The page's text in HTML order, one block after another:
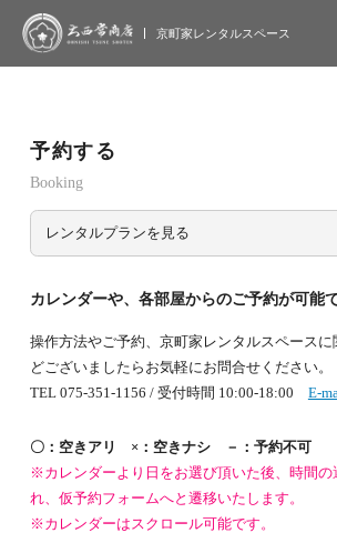
大西常商店
京町家レンタルスペース
予約する
Booking
レンタルプランを見る
カレンダーや、各部屋からのご予約が可能で
操作方法やご予約、京町家レンタルスペース
どございましたらお気軽にお問合せください。
TEL 075-351-1156 / 受付時間 10:00-18:00 E-
〇：空きアリ ×：空きナシ －：予約不可
※カレンダーより日をお選び頂いた後、時間の
れ、仮予約フォームへと遷移いたします。
※カレンダーはスクロール可能です。